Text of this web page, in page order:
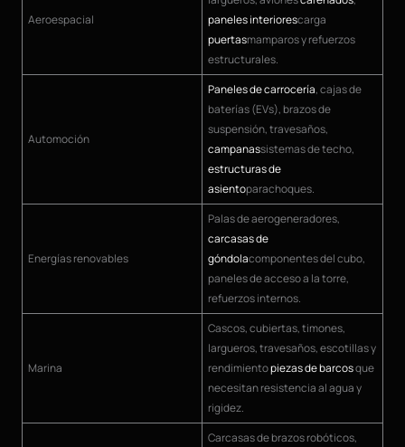
Aeroespacial
paneles interiorescarga
puertasmamparos y refuerzos
estructurales.
Automoción
Paneles de carrocería, cajas de
baterías (EVs), brazos de
suspensión, travesaños,
campanassistemas de techo,
estructuras de
asientoparachoques.
Energías renovables
Palas de aerogeneradores,
carcasas de
góndolacomponentes del cubo,
paneles de acceso a la torre,
refuerzos internos.
Marina
Cascos, cubiertas, timones,
largueros, travesaños, escotillas y
rendimientopiezas de barcosque
necesitan resistencia al agua y
rigidez.
Carcasas de brazos robóticos,